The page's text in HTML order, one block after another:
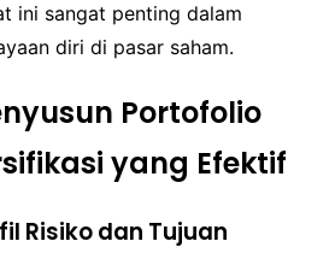
ini sangat penting dalam
diri di pasar saham.
Portofolio
yang Efektif
Risiko dan Tujuan